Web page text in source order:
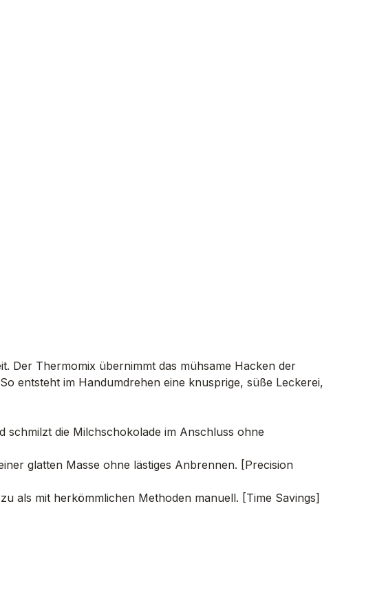
Der Thermomix übernimmt das mühsame Hacken der
entsteht im Handumdrehen eine knusprige, süße Leckerei,
die Milchschokolade im Anschluss ohne
glatten Masse ohne lästiges Anbrennen. [Precision
als mit herkömmlichen Methoden manuell. [Time Savings]